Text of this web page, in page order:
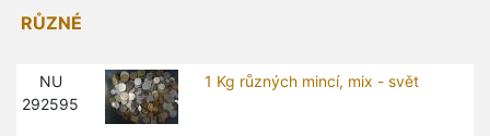
RŮZNÉ
NU
292595
1 Kg různých mincí, mix - svět